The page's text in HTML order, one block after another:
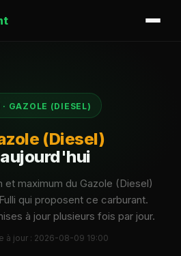
· GAZOLE (DIESEL)
(Diesel)
et maximum du Gazole (Diesel)
qui proposent ce carburant.
à jour plusieurs fois par jour.
à jour : 2026-08-09 19:00